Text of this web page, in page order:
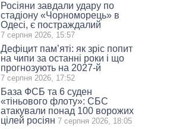
Росіяни завдали удару по
стадіону «Чорноморець» в
Одесі, є постраждалий
7 серпня 2026, 15:57
Дефіцит пам’яті: як зріс попит
на чипи за останні роки і що
прогнозують на 2027-й
7 серпня 2026, 17:52
База ФСБ та 6 суден
«тіньового флоту»: СБС
атакували понад 100 ворожих
цілей росіян 7 серпня 2026, 18:05